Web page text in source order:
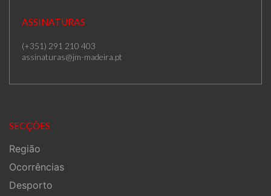
ASSINATURAS
(+351) 291 210 403
assinaturas@jm-madeira.pt
SECÇÕES
Região
Ocorrências
Desporto